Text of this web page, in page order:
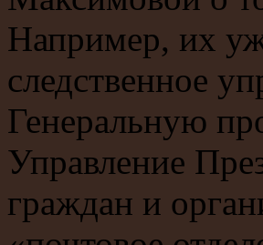
Например, их
следственное
Генеральную
Управление
граждан и